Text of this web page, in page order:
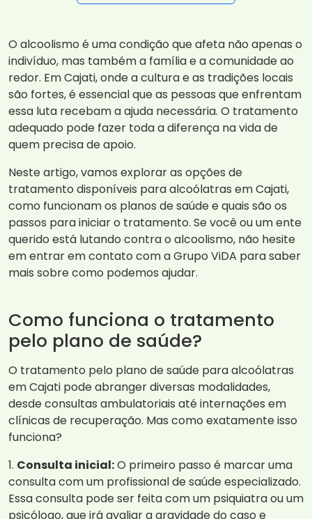
O alcoolismo é uma condição que afeta não apenas o
indivíduo, mas também a família e a comunidade ao
redor. Em Cajati, onde a cultura e as tradições locais
são fortes, é essencial que as pessoas que enfrentam
essa luta recebam a ajuda necessária. O tratamento
adequado pode fazer toda a diferença na vida de
quem precisa de apoio.
Neste artigo, vamos explorar as opções de
tratamento disponíveis para alcoólatras em Cajati,
como funcionam os planos de saúde e quais são os
passos para iniciar o tratamento. Se você ou um ente
querido está lutando contra o alcoolismo, não hesite
em entrar em contato com a Grupo ViDA para saber
mais sobre como podemos ajudar.
Como funciona o tratamento
pelo plano de saúde?
O tratamento pelo plano de saúde para alcoólatras
em Cajati pode abranger diversas modalidades,
desde consultas ambulatoriais até internações em
clínicas de recuperação. Mas como exatamente isso
funciona?
1. Consulta inicial:O primeiro passo é marcar uma
consulta com um profissional de saúde especializado.
Essa consulta pode ser feita com um psiquiatra ou um
psicólogo, que irá avaliar a gravidade do caso e